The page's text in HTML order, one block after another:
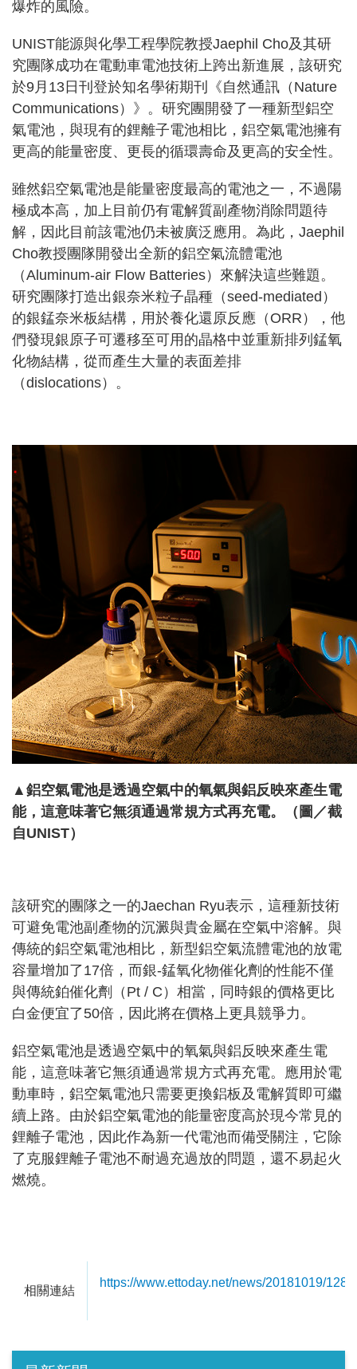
爆炸的風險。
UNIST能源與化學工程學院教授Jaephil Cho及其研
究團隊成功在電動車電池技術上跨出新進展，該研究
於9月13日刊登於知名學術期刊《自然通訊（Nature
Communications）》。研究團開發了一種新型鋁空
氣電池，與現有的鋰離子電池相比，鋁空氣電池擁有
更高的能量密度、更長的循環壽命及更高的安全性。
雖然鋁空氣電池是能量密度最高的電池之一，不過陽
極成本高，加上目前仍有電解質副產物消除問題待
解，因此目前該電池仍未被廣泛應用。為此，Jaephil
Cho教授團隊開發出全新的鋁空氣流體電池
（Aluminum-air Flow Batteries）來解決這些難題。
研究團隊打造出銀奈米粒子晶種（seed-mediated）
的銀錳奈米板結構，用於養化還原反應（ORR），他
們發現銀原子可遷移至可用的晶格中並重新排列錳氧
化物結構，從而產生大量的表面差排
（dislocations）。
▲鋁空氣電池是透過空氣中的氧氣與鋁反映來產生電
能，這意味著它無須通過常規方式再充電。（圖／截
自UNIST）
該研究的團隊之一的Jaechan Ryu表示，這種新技術
可避免電池副產物的沉澱與貴金屬在空氣中溶解。與
傳統的鋁空氣電池相比，新型鋁空氣流體電池的放電
容量增加了17倍，而銀-錳氧化物催化劑的性能不僅
與傳統鉑催化劑（Pt / C）相當，同時銀的價格更比
白金便宜了50倍，因此將在價格上更具競爭力。
鋁空氣電池是透過空氣中的氧氣與鋁反映來產生電
能，這意味著它無須通過常規方式再充電。應用於電
動車時，鋁空氣電池只需要更換鋁板及電解質即可繼
續上路。由於鋁空氣電池的能量密度高於現今常見的
鋰離子電池，因此作為新一代電池而備受關注，它除
了克服鋰離子電池不耐過充過放的問題，還不易起火
燃燒。
相關連結
https://www.ettoday.net/news/20181019/